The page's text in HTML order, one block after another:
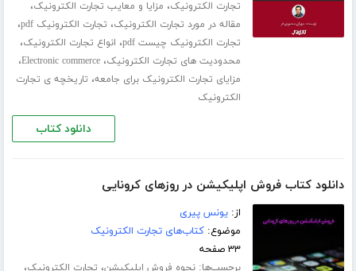
تجارت الکترونیک، مزایا و معایب تجارت الکترونیک،
مقاله در مورد تجارت الکترونیک، تجارت الکترونیک pdf ،
تجارت الکترونیک چیست pdf ، انواع تجارت الکترونیک،
محدودیت های تجارت الکترونیک،Electronic commerce،
مزایای تجارت الکترونیک برای جامعه، تاریخچه ی تجارت
الکترونیک
دانلود کتاب
دانلود کتاب فروش اپلیکیشن در روزهای کرونایی
از:یونس پیری
موضوع:کتاب‌های تجارت الکترونیک
۳۳ صفحه
برچسب‌ها:نحوه فروش اپلیکیشن، تجارت الکترونیک،